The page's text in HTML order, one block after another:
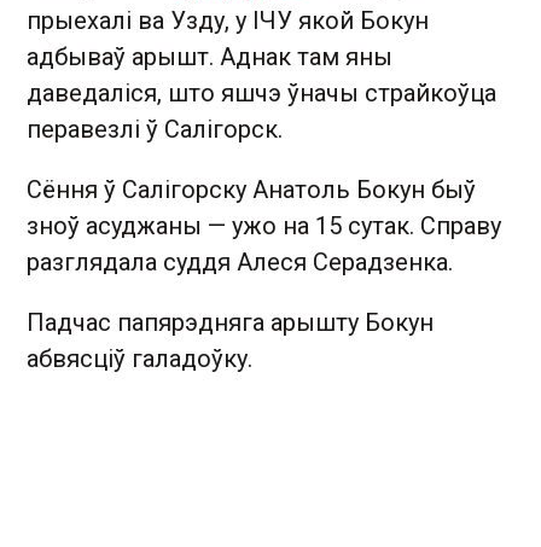
прыехалі ва Узду, у ІЧУ якой Бокун
адбываў арышт. Аднак там яны
даведаліся, што яшчэ ўначы страйкоўца
перавезлі ў Салігорск.
Сёння ў Салігорску Анатоль Бокун быў
зноў асуджаны — ужо на 15 сутак. Справу
разглядала суддя Алеся Серадзенка.
Падчас папярэдняга арышту Бокун
абвясціў галадоўку.